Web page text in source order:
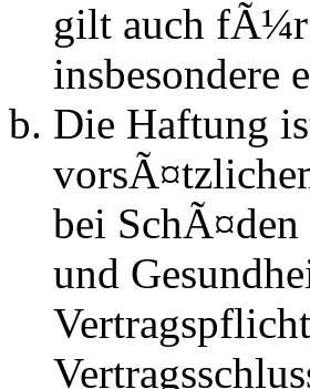
gilt auch fÃ¼r
insbesondere
Die Haftung
bei
und